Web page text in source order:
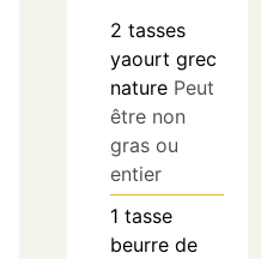
2 tasses
yaourt grec
nature Peut
être non
gras ou
entier
1 tasse
beurre de